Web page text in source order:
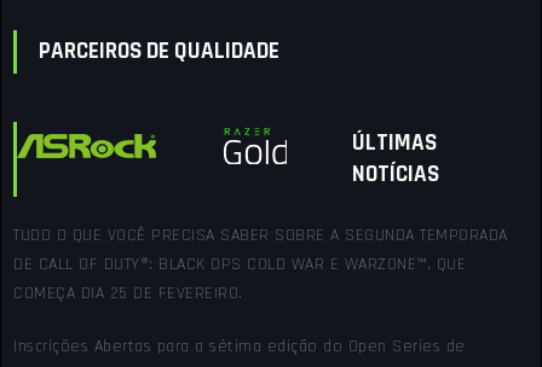
PARCEIROS DE QUALIDADE
ÚLTIMAS
NOTÍCIAS
TUDO O QUE VOCÊ PRECISA SABER SOBRE A SEGUNDA TEMPORADA
DE CALL OF DUTY®: BLACK OPS COLD WAR E WARZONE™, QUE
COMEÇA DIA 25 DE FEVEREIRO.
Inscrições Abertas para a sétima edição do Open Series de